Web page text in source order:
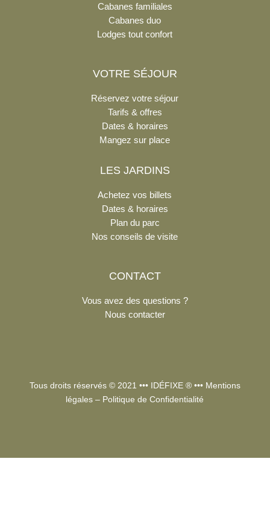
Cabanes familiales
Cabanes duo
Lodges tout confort
VOTRE SÉJOUR
Réservez votre séjour
Tarifs & offres
Dates & horaires
Mangez sur place
LES JARDINS
Achetez vos billets
Dates & horaires
Plan du parc
Nos conseils de visite
CONTACT
Vous avez des questions ?
Nous contacter
Tous droits réservés © 2021 ••• IDÉFIXE® ••• Mentions
légales – Politique de Confidentialité